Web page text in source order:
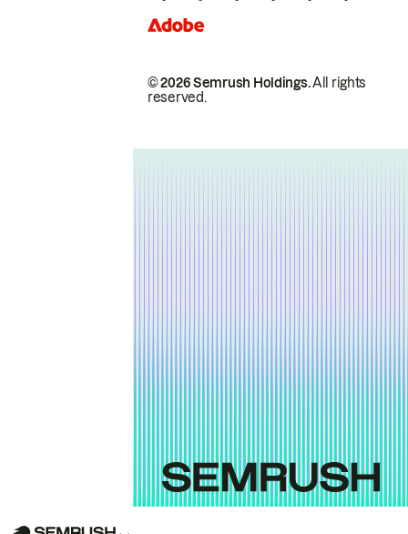
© 2026 Semrush Holdings.All rights
reserved.